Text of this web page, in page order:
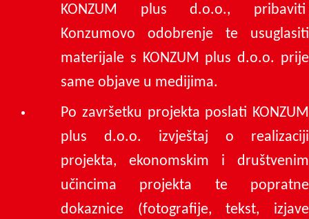
KONZUM plus d.o.o., pribaviti
Konzumovo odobrenje te usuglasiti
materijale s KONZUM plus d.o.o. prije
same objave u medijima.
Po završetku projekta poslati KONZUM
plus d.o.o. izvještaj o realizaciji
projekta, ekonomskim i društvenim
učincima projekta te popratne
dokaznice (fotografije, tekst, izjave